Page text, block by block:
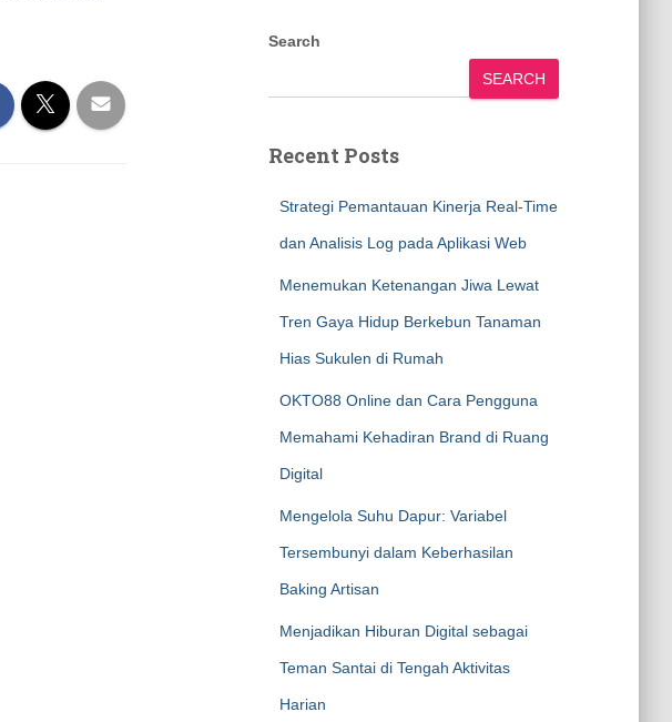
Search
SEARCH
Recent Posts
Strategi Pemantauan Kinerja Real-Time
dan Analisis Log pada Aplikasi Web
Menemukan Ketenangan Jiwa Lewat
Tren Gaya Hidup Berkebun Tanaman
Hias Sukulen di Rumah
OKTO88 Online dan Cara Pengguna
Memahami Kehadiran Brand di Ruang
Digital
Mengelola Suhu Dapur: Variabel
Tersembunyi dalam Keberhasilan
Baking Artisan
Menjadikan Hiburan Digital sebagai
Teman Santai di Tengah Aktivitas
Harian